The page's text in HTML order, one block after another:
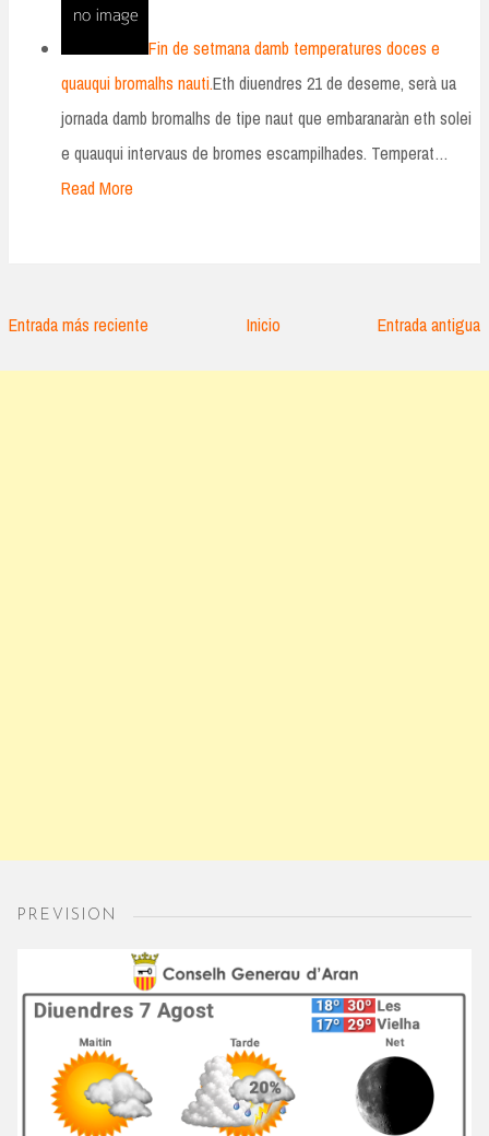
Fin de setmana damb temperatures doces e
quauqui bromalhs nauti.Eth diuendres 21 de deseme, serà ua
jornada damb bromalhs de tipe naut que embaranaràn eth solei
e quauqui intervaus de bromes escampilhades. Temperat…
Read More
Entrada más reciente Entrada antigua
Inicio
PREVISION